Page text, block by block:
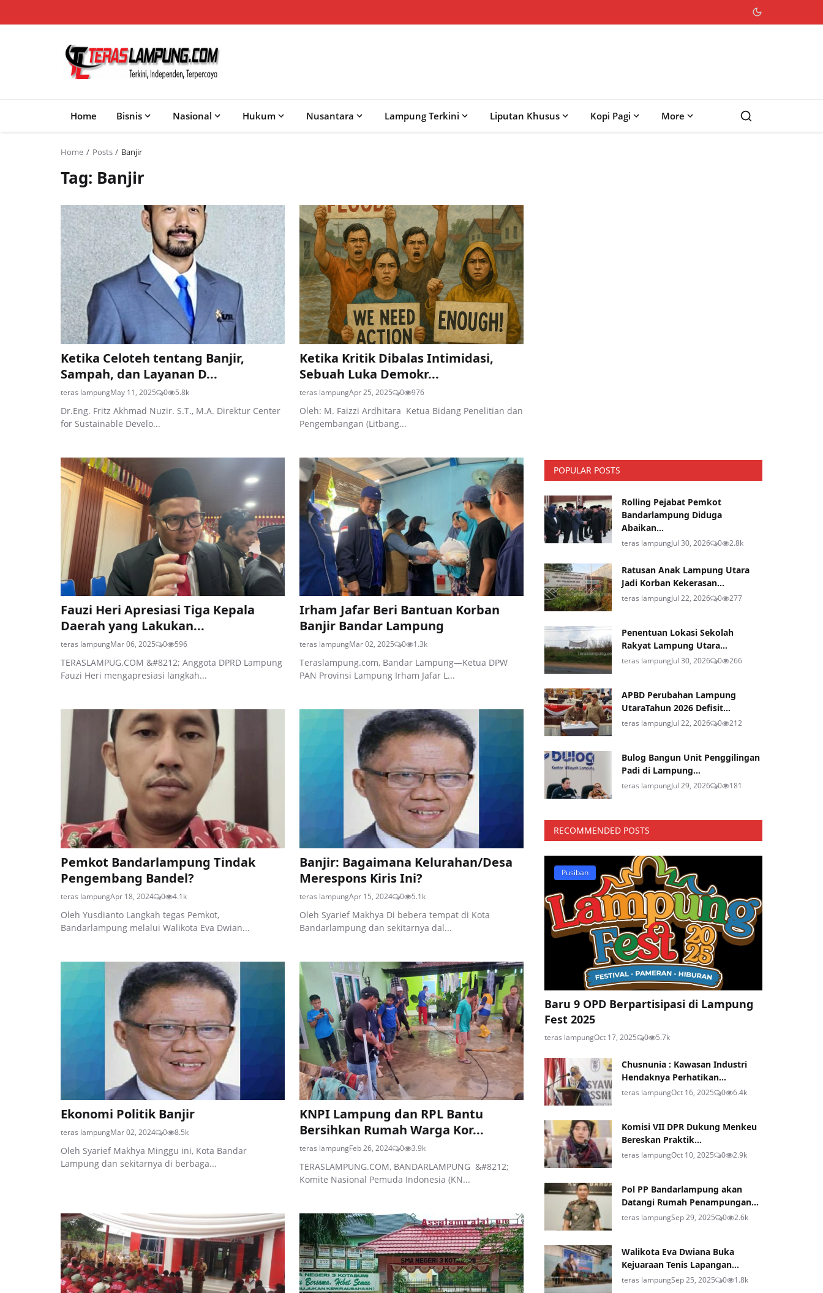
Home Bisnis Nasional Hukum Nusantara Lampung Terkini Liputan Khusus Kopi Pagi More
Home Posts Banjir
Tag: Banjir
Ketika Celoteh tentang Banjir,
Sampah, dan Layanan D...
teras lampungMay 11, 2025 0 5.8k
Dr.Eng. Fritz Akhmad Nuzir. S.T., M.A. Direktur Center
for Sustainable Develo...
Ketika Kritik Dibalas Intimidasi,
Sebuah Luka Demokr...
teras lampungApr 25, 2025 0 976
Oleh: M. Faizzi Ardhitara Ketua Bidang Penelitian dan
Pengembangan (Litbang...
Fauzi Heri Apresiasi Tiga Kepala
Daerah yang Lakukan...
teras lampungMar 06, 2025 0 596
TERASLAMPUG.COM &#8212; Anggota DPRD Lampung
Fauzi Heri mengapresiasi langkah...
Irham Jafar Beri Bantuan Korban
Banjir Bandar Lampung
teras lampungMar 02, 2025 0 1.3k
Teraslampung.com, Bandar Lampung—Ketua DPW
PAN Provinsi Lampung Irham Jafar L...
Pemkot Bandarlampung Tindak
Pengembang Bandel?
teras lampungApr 18, 2024 0 4.1k
Oleh Yusdianto Langkah tegas Pemkot,
Bandarlampung melalui Walikota Eva Dwian...
Banjir: Bagaimana Kelurahan/Desa
Merespons Kiris Ini?
teras lampungApr 15, 2024 0 5.1k
Oleh Syarief Makhya Di bebera tempat di Kota
Bandarlampung dan sekitarnya dal...
Ekonomi Politik Banjir
teras lampungMar 02, 2024 0 8.5k
Oleh Syarief Makhya Minggu ini, Kota Bandar
Lampung dan sekitarnya di berbaga...
KNPI Lampung dan RPL Bantu
Bersihkan Rumah Warga Kor...
teras lampungFeb 26, 2024 0 3.9k
TERASLAMPUNG.COM, BANDARLAMPUNG &#8212;
Komite Nasional Pemuda Indonesia (KN...
POPULAR POSTS
Rolling Pejabat Pemkot
Bandarlampung Diduga
Abaikan...
teras lampungJul 30, 2026 0 2.8k
Ratusan Anak Lampung Utara
Jadi Korban Kekerasan...
teras lampungJul 22, 2026 0 277
Penentuan Lokasi Sekolah
Rakyat Lampung Utara...
teras lampungJul 30, 2026 0 266
APBD Perubahan Lampung
UtaraTahun 2026 Defisit...
teras lampungJul 22, 2026 0 212
Bulog Bangun Unit Penggilingan
Padi di Lampung...
teras lampungJul 29, 2026 0 181
RECOMMENDED POSTS
Pusiban
Baru 9 OPD Berpartisipasi di Lampung
Fest 2025
teras lampungOct 17, 2025 0 5.7k
Chusnunia : Kawasan Industri
Hendaknya Perhatikan...
teras lampungOct 16, 2025 0 6.4k
Komisi VII DPR Dukung Menkeu
Bereskan Praktik...
teras lampungOct 10, 2025 0 2.9k
Pol PP Bandarlampung akan
Datangi Rumah Penampungan...
teras lampungSep 29, 2025 0 2.6k
Walikota Eva Dwiana Buka
Kejuaraan Tenis Lapangan...
teras lampungSep 25, 2025 0 1.8k